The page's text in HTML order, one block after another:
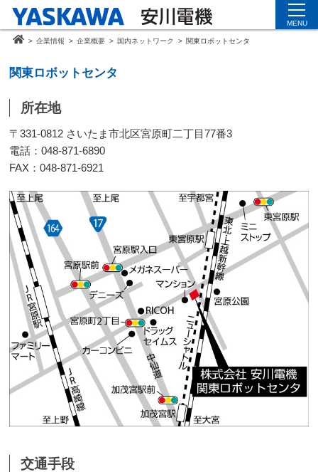
MENU
> 企業情報 > 企業概要 > 国内ネットワーク > 関東ロボットセンタ
関東ロボットセンタ
所在地
〒331-0812 さいたま市北区宮原町二丁目77番3
電話：048-871-6890
FAX：048-871-6921
交通手段